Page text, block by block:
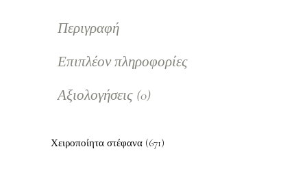
Περιγραφή
Επιπλέον πληροφορίες
Αξιολογήσεις (0)
Χειροποίητα στέφανα (671)